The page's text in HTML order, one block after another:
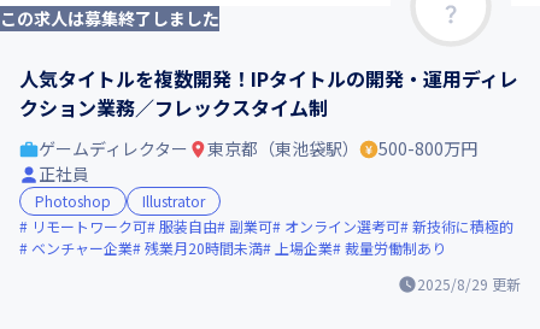
この求人は募集終了しました
人気タイトルを複数開発！IPタイトルの開発・運用ディレ
クション業務／フレックスタイム制
2025/8/29 更新
ゲームディレクター 東京都（東池袋駅）
500-800万円
正社員
Photoshop
Illustrator
リモートワーク可 服装自由 副業可 オンライン選考可 新技術に積極的
ベンチャー企業 残業月20時間未満 上場企業 裁量労働制あり